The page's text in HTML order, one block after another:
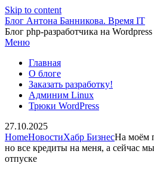
Skip to content
Блог Антона Банникова. Время IT
Блог php-разработчика на Wordpress
Меню
Главная
О блоге
Заказать разработку!
Админим Linux
Трюки WordPress
27.10.2025
HomeНовостиХабр БизнесНа моём
но все кредиты на меня, а сейчас
отпуске